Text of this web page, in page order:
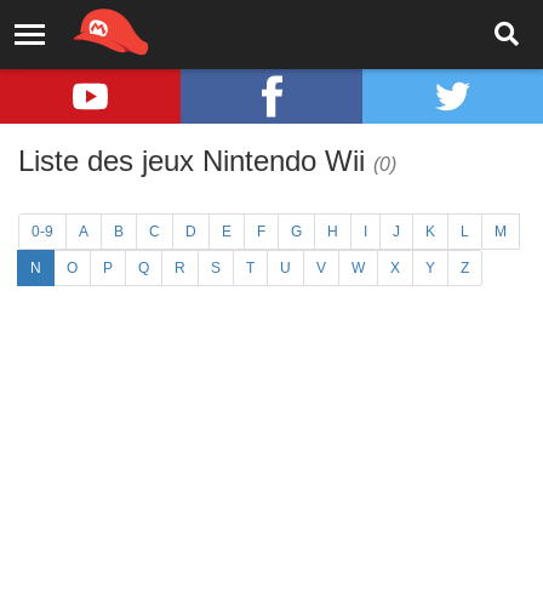
Liste des jeux Nintendo Wii (0)
0-9 A B C D E F G H J K L M
N O P Q R S T U V W X Y Z